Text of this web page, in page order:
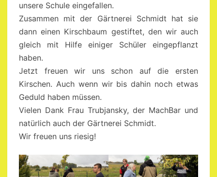
unsere Schule eingefallen.
Zusammen mit der Gärtnerei Schmidt hat sie
dann einen Kirschbaum gestiftet, den wir auch
gleich mit Hilfe einiger Schüler eingepflanzt
haben.
Jetzt freuen wir uns schon auf die ersten
Kirschen. Auch wenn wir bis dahin noch etwas
Geduld haben müssen.
Vielen Dank Frau Trubjansky, der MachBar und
natürlich auch der Gärtnerei Schmidt.
Wir freuen uns riesig!